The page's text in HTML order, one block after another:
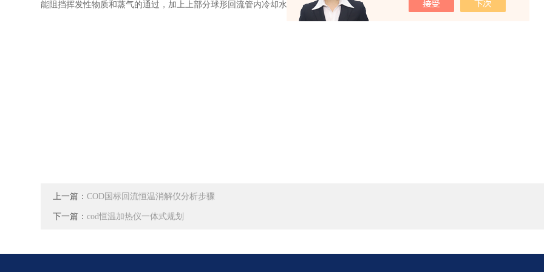
能阻挡挥发性物质和蒸气的通过，加上上部分球形回流管内冷却水和机内风机的双重作用，确保了样品的回流冷却。
上一篇：COD国标回流恒温消解仪分析步骤
下一篇：cod恒温加热仪一体式规划